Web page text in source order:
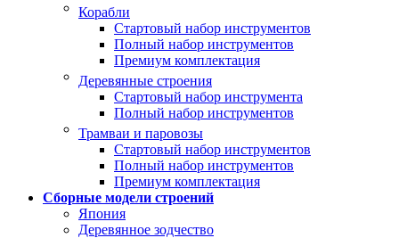
Корабли
Стартовый набор инструментов
Полный набор инструментов
Премиум комплектация
Деревянные строения
Стартовый набор инструмента
Полный набор инструментов
Трамваи и паровозы
Стартовый набор инструментов
Полный набор инструментов
Премиум комплектация
Сборные модели строений
Япония
Деревянное зодчество